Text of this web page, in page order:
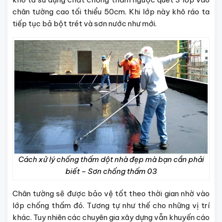
chân tường cao tối thiểu 50cm. Khi lớp này khô ráo ta
tiếp tục bả bột trét và sơn nước như mới.
Cách xử lý chống thấm dột nhà đẹp mà bạn cần phải
biết – Sơn chống thấm 03
Chân tường sẽ được bảo vệ tốt theo thời gian nhờ vào
lớp chống thấm đó. Tương tự như thế cho những vị trí
khác. Tuy nhiên các chuyên gia xây dựng vẫn khuyến cáo